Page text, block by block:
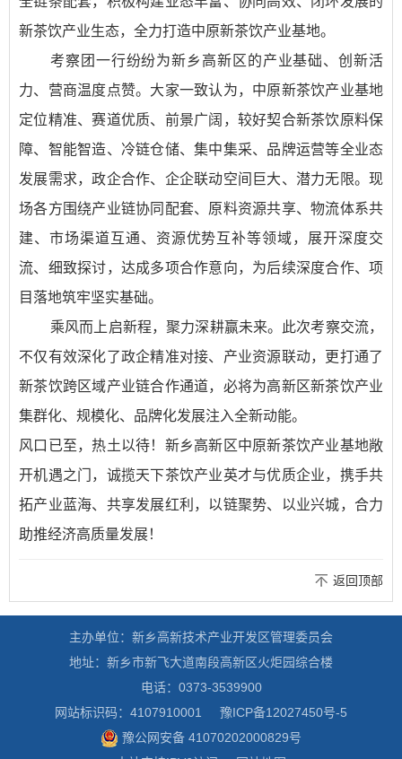
新茶饮产业生态，全力打造中原新茶饮产业基地。
考察团一行纷纷为新乡高新区的产业基础、创新活
力、营商温度点赞。大家一致认为，中原新茶饮产业基地
定位精准、赛道优质、前景广阔，较好契合新茶饮原料保
障、智能智造、冷链仓储、集中集采、品牌运营等全业态
发展需求，政企合作、企企联动空间巨大、潜力无限。现
场各方围绕产业链协同配套、原料资源共享、物流体系共
建、市场渠道互通、资源优势互补等领域，展开深度交
流、细致探讨，达成多项合作意向，为后续深度合作、项
目落地筑牢坚实基础。
乘风而上启新程，聚力深耕赢未来。此次考察交流，
不仅有效深化了政企精准对接、产业资源联动，更打通了
新茶饮跨区域产业链合作通道，必将为高新区新茶饮产业
集群化、规模化、品牌化发展注入全新动能。
风口已至，热土以待！新乡高新区中原新茶饮产业基地敞
开机遇之门，诚揽天下茶饮产业英才与优质企业，携手共
拓产业蓝海、共享发展红利，以链聚势、以业兴城，合力
助推经济高质量发展！
返回顶部
主办单位：新乡高新技术产业开发区管理委员会
地址：新乡市新飞大道南段高新区火炬园综合楼
电话：0373-3539900
网站标识码：4107910001
豫ICP备12027450号-5
豫公网安备 41070202000829号